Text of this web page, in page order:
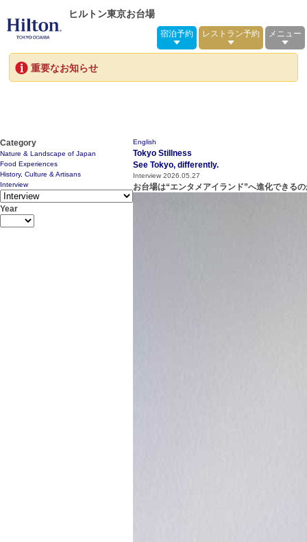
ヒルトン東京お台場
宿泊予約 レストラン予約 メニュー
重要なお知らせ
Category
Nature & Landscape of Japan
Food Experiences
History, Culture & Artisans
Interview
Year
English
Tokyo Stillness
See Tokyo, differently.
Interview 2026.05.27
お台場は“エンタメアイランド”へ進化できる